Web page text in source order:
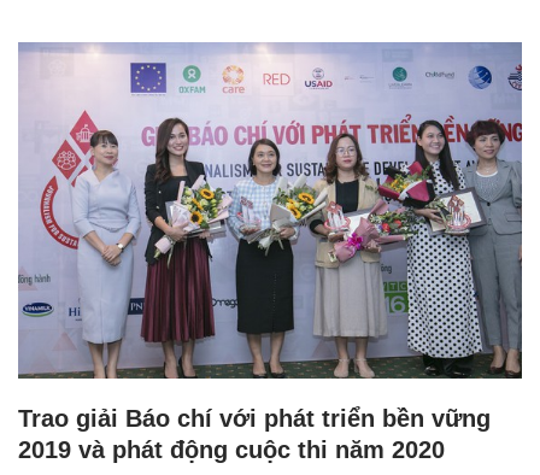
Trao giải Báo chí với phát triển bền vững
2019 và phát động cuộc thi năm 2020